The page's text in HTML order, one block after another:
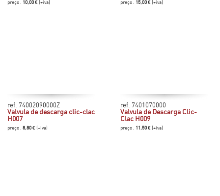
preço . 10,00 € (+iva) preço . 15,00 € (+iva)
ref. 74002090000Z
Valvula de descarga clic-clac
H007
preço . 8,80 € (+iva)
ref. 7401070000
Valvula de Descarga Clic-
Clac H009
preço . 11,50 € (+iva)